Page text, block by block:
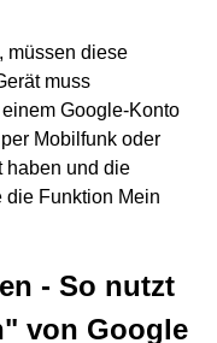
müssen diese
muss
Google-Konto
Mobilfunk oder
haben und die
die Funktion Mein
- So nutzt
von Google